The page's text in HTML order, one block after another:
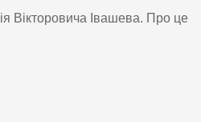
Вікторовича Івашева. Про це